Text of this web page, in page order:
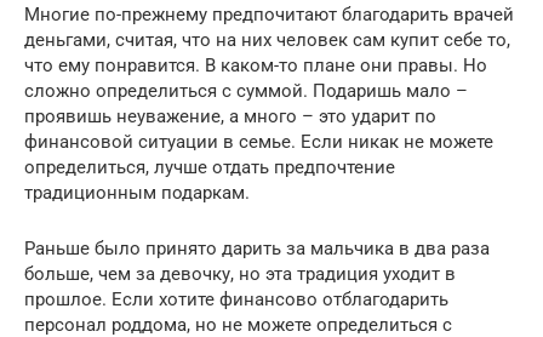
Многие по-прежнему предпочитают благодарить врачей
деньгами, считая, что на них человек сам купит себе то,
что ему понравится. В каком-то плане они правы. Но
сложно определиться с суммой. Подаришь мало –
проявишь неуважение, а много – это ударит по
финансовой ситуации в семье. Если никак не можете
определиться, лучше отдать предпочтение
традиционным подаркам.
Раньше было принято дарить за мальчика в два раза
больше, чем за девочку, но эта традиция уходит в
прошлое. Если хотите финансово отблагодарить
персонал роддома, но не можете определиться с